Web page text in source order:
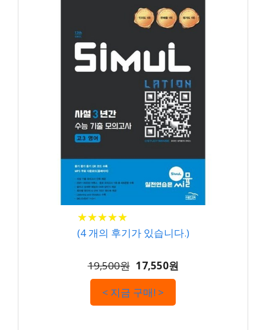
★★★★★
★★★★★
(4개의 후기가 있습니다.)
19,500원 17,550원
< 지금 구매! >